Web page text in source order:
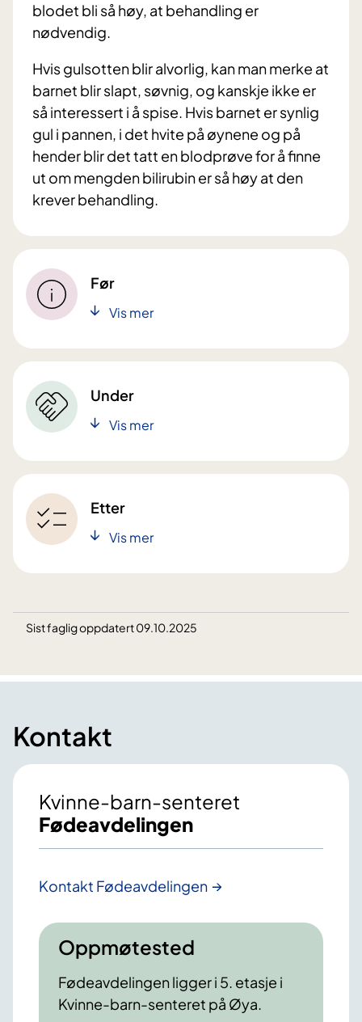
blodet bli så høy, at behandling er
nødvendig.
Hvis gulsotten blir alvorlig, kan man merke at
barnet blir slapt, søvnig, og kanskje ikke er
så interessert i å spise. Hvis barnet er synlig
gul i pannen, i det hvite på øynene og på
hender blir det tatt en blodprøve for å finne
ut om mengden bilirubin er så høy at den
krever behandling.
Før
Vis mer
Under
Vis mer
Etter
Vis mer
Sist faglig oppdatert 09.10.2025
Kontakt
Kvinne-barn-senteret
Fødeavdelingen
Kontakt Fødeavdelingen
Oppmøtested
Fødeavdelingen ligger i 5. etasje i
Kvinne-barn-senteret på Øya.